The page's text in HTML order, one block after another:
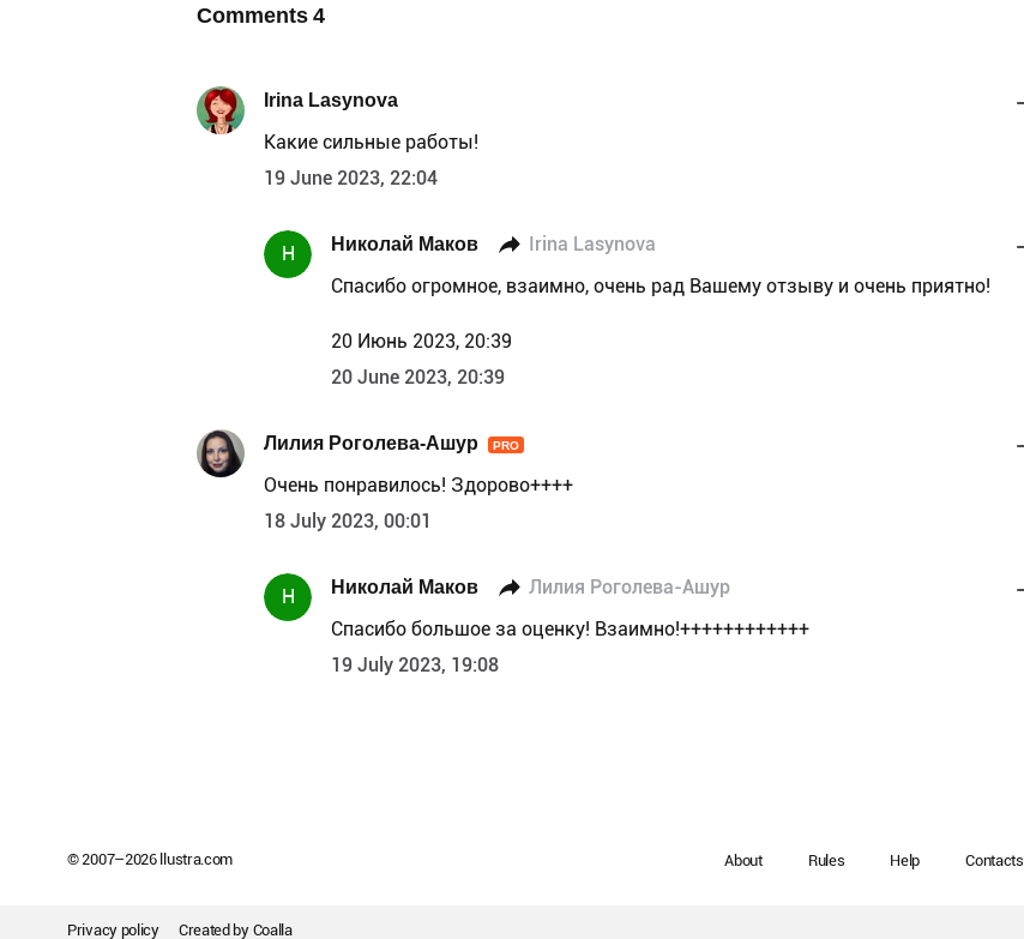
Comments4
Irina Lasynova
Какие сильные работы!
19 June 2023, 22:04
Н Николай Маков Irina Lasynova
Спасибо огромное, взаимно, очень рад Вашему отзыву и очень приятно!
20 Июнь 2023, 20:39
20 June 2023, 20:39
Лилия Роголева-Ашур PRO
Очень понравилось! Здорово++++
18 July 2023, 00:01
Н Николай Маков Лилия Роголева-Ашур
Спасибо большое за оценку! Взаимно!++++++++++++
19 July 2023, 19:08
© 2007–2026llustra.com About Rules Help Contacts
Privacy policy Created by Coalla